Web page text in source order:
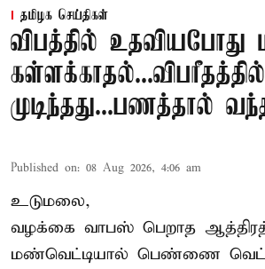
தமிழக செய்திகள்
விபத்தில் உதவியபோது
கள்ளக்காதல்...விபரீதத்தில்
முடிந்தது...பணத்தால்
Published on: 08 Aug 2026, 4:06 am
உடுமலை,
வழக்கை வாபஸ் பெறாத
மண்வெட்டியால் பெண்ணை